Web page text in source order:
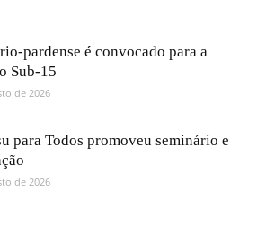
pardense é convocado para a
Sub-15
de 2026
para Todos promoveu seminário e
de 2026